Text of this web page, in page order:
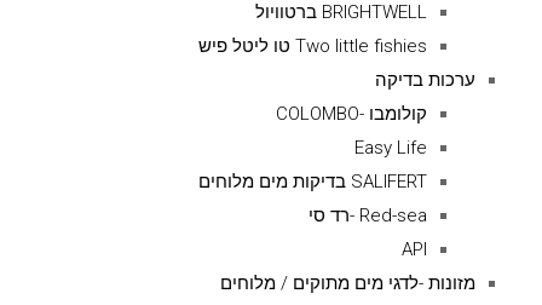
BRIGHTWELL ברטוויול
Two little fishies טו ליטל פיש
ערכות בדיקה
קולומבו -COLOMBO
Easy Life
SALIFERT בדיקות מים מלוחים
Red-sea -רד סי
API
מזונות -לדגי מים מתוקים / מלוחים